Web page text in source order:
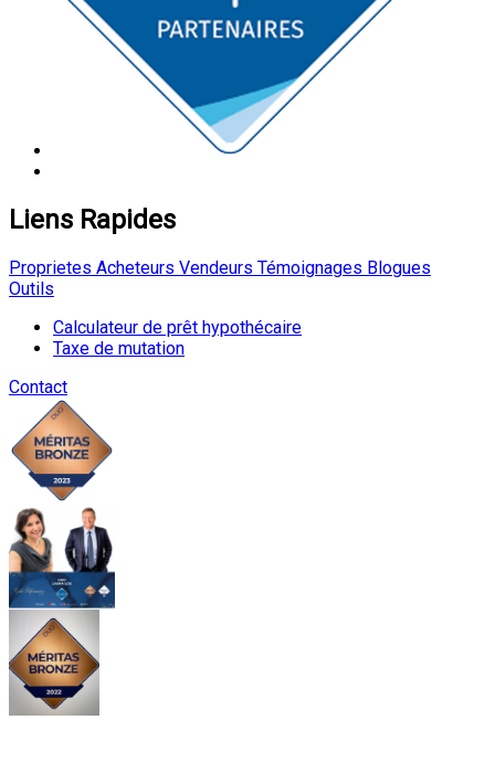
Liens Rapides
Proprietes Acheteurs Vendeurs Témoignages Blogues
Outils
Calculateur de prêt hypothécaire
Taxe de mutation
Contact